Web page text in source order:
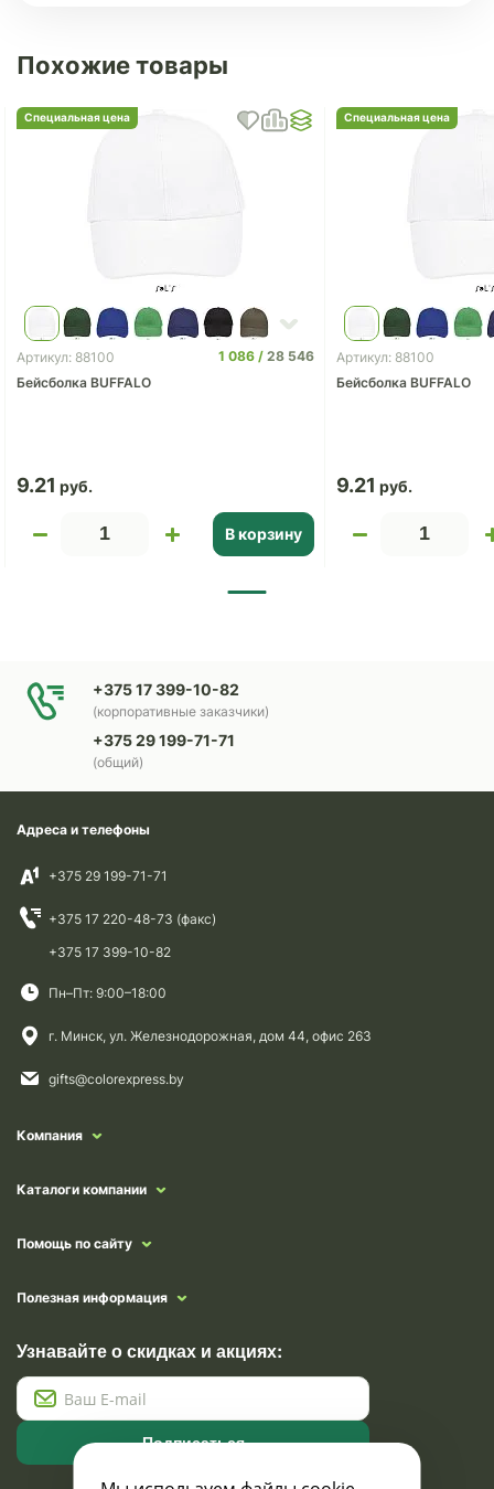
Похожие товары
Специальная цена
Артикул: 88100 1 086
28 546
Бейсболка BUFFALO
9.21
В корзину
Специальная цена
Артикул: 88100
Бейсболка BUFFALO
9.21
+375 17 399-10-82
(корпоративные заказчики)
+375 29 199-71-71
(общий)
Адреса и телефоны
+375 29 199-71-71
+375 17 220-48-73 (факс)
+375 17 399-10-82
Пн–Пт: 9:00–18:00
г. Минск, ул. Железнодорожная, дом 44, офис 263
gifts@colorexpress.by
Компания
Каталоги компании
Помощь по сайту
Полезная информация
Узнавайте о скидках и акциях:
Подписаться